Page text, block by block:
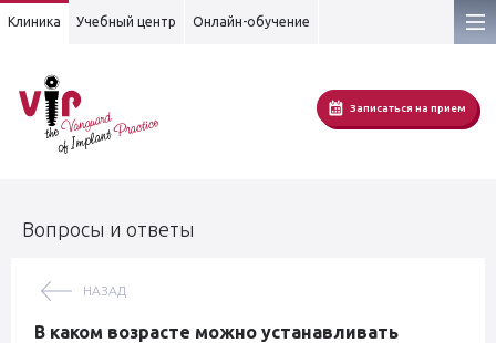
Клиника Учебный центр Онлайн-обучение
Записаться на прием
Вопросы и ответы
НАЗАД
В каком возрасте можно устанавливать